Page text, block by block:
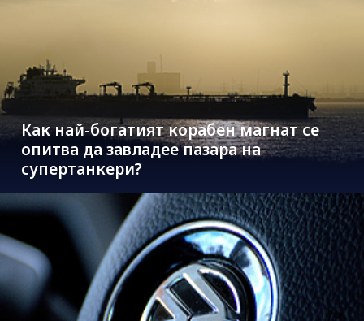
Как най-богатият корабен магнат се
опитва да завладее пазара на
супертанкери?